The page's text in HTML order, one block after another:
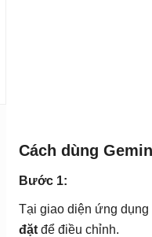
Cách dùng
Bước 1:
Tại giao diện ứng dụng
đặt để điều chỉnh.